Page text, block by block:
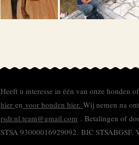
Heeft u interesse in één van onze honden
hier en voor honden hier. Wij nemen na
rsdr.nl.team@gmail.com . Betalingen of
STSA 93000016929092. BIC STSABGSF.